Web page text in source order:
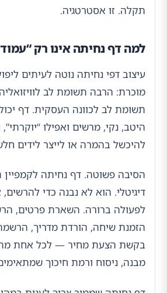
תקלה. זו אסטרטגיה.
למה דף נחיתה אינו רק
עיצוב דפי נחיתה נוטה לעיתים
מוכרת: הרבה תשומת לב
תשומת לב לכוונה העסקית. דף
היטב, נקי, מרשים ואפילו
להיכשל בהמרה או לייצר לידים
הסיבה פשוטה. דף נחיתה לקמפיין
דיגיטלי. הוא לא נבנה כדי
לפעולה ברורה. השארת פרטים,
הזמנת שיחה, הורדת מדריך, הרשמה
בקשת הצעת מחיר — לכל אחת
מבנה, ניסוח ורמת חיכוך